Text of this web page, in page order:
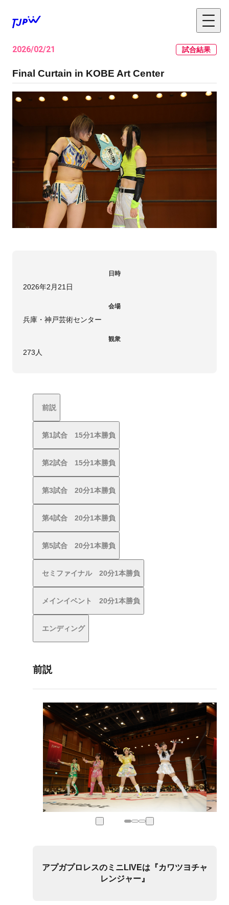
2026/02/21 試合結果
Final Curtain in KOBE Art Center
日時
2026年2月21日
会場
兵庫・神戸芸術センター
観衆
273人
前説
第1試合 15分1本勝負
第2試合 15分1本勝負
第3試合 20分1本勝負
第4試合 20分1本勝負
第5試合 20分1本勝負
セミファイナル 20分1本勝負
メインイベント 20分1本勝負
エンディング
前説
アプガプロレスのミニLIVEは『カワツヨチャ
レンジャー』